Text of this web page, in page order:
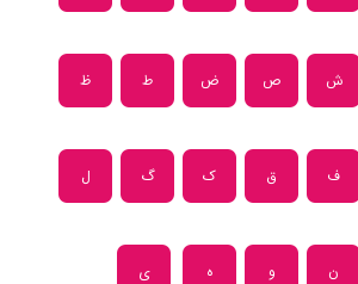
ش ص ض ط ظ
ف ق ک گ ل
ن و ه ی